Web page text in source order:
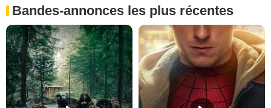
Bandes-annonces les plus récentes